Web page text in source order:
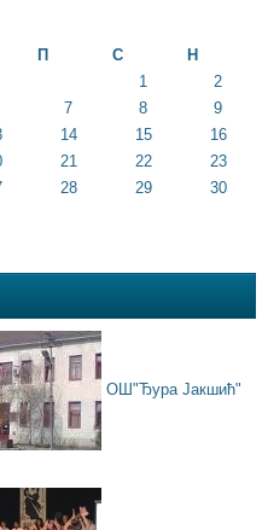
П С Н
1
2
7 8
9
14 15
16
21 22
23
28 29
30
ОШ"Ђура Јакшић"